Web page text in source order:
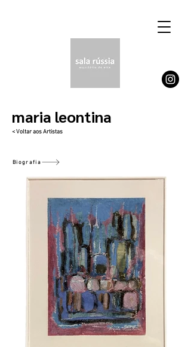
maria leontina
< Voltar aos Artistas
Biografia